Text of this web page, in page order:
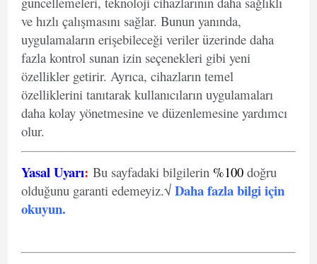
ve hızlı çalışmasını sağlar. Bunun yanında,
uygulamaların erişebileceği veriler üzerinde daha
fazla kontrol sunan izin seçenekleri gibi yeni
özellikler getirir. Ayrıca, cihazların temel
özelliklerini tanıtarak kullanıcıların uygulamaları
daha kolay yönetmesine ve düzenlemesine yardımcı
olur.
Yasal Uyarı: Bu sayfadaki bilgilerin %100 doğru
olduğunu garanti edemeyiz.√ Daha fazla bilgi için
okuyun.